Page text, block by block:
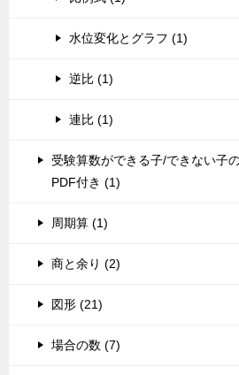
水位変化とグラフ (1)
逆比 (1)
連比 (1)
受験算数ができる子/できない子
PDF付き (1)
周期算 (1)
商と余り (2)
図形 (21)
場合の数 (7)